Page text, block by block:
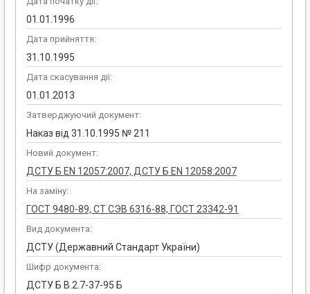
01.01.1996
Дата прийняття:
31.10.1995
Дата скасування дії:
01.01.2013
Затверджуючий документ:
Наказ вiд 31.10.1995 № 211
Новий документ:
ДСТУ Б EN 12057:2007, ДСТУ Б EN 12058:2007
На заміну:
ГОСТ 9480-89, СТ СЭВ 6316-88, ГОСТ 23342-91
Вид документа:
ДСТУ (Державний Стандарт України)
Шифр документа:
ДСТУ Б В.2.7-37-95 Б